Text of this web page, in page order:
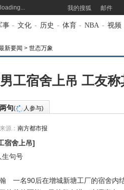
loading... 我的搜狐 邮件
事 - 文化 - 历史 - 体育 - NBA - 视频
新要闻 > 世态万象
工宿舍上吊 工友
句( 人参与)
来源： 南方都市报
宿舍上吊]
句号
名90后在增城新塘工厂的宿舍内结